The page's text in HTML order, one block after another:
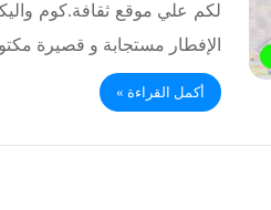
لكم علي موقع ثقافة.كوم
الإفطار مستجابة و قصيرة
أكمل القراءة »